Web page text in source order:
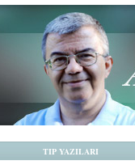
TIP YAZILARI